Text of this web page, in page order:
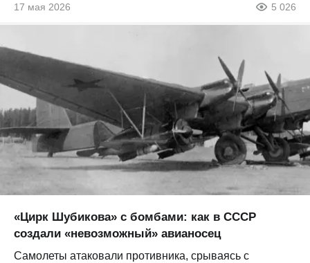
17 мая 2026 5 026
«Цирк Шубикова» с бомбами: как в СССР
создали «невозможный» авианосец
Самолеты атаковали противника, срываясь с